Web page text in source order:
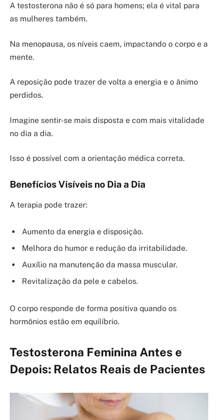
A testosterona não é só para homens; ela é vital para
as mulheres também.
Na menopausa, os níveis caem, impactando o corpo e a
mente.
A reposição pode trazer de volta a energia e o ânimo
perdidos.
Imagine sentir-se mais disposta e com mais vitalidade
no dia a dia.
Isso é possível com a orientação médica correta.
Benefícios Visíveis no Dia a Dia
A terapia pode trazer:
Aumento da energia e disposição.
Melhora do humor e redução da irritabilidade.
Auxílio na manutenção da massa muscular.
Revitalização da pele e cabelos.
O corpo responde de forma positiva quando os
hormônios estão em equilíbrio.
Testosterona Feminina Antes e
Depois: Relatos Reais de Pacientes